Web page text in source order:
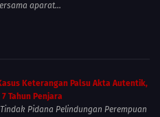
aparat...
Keterangan Palsu Akta Autentik,
Tahun Penjara
Pidana Pelindungan Perempuan